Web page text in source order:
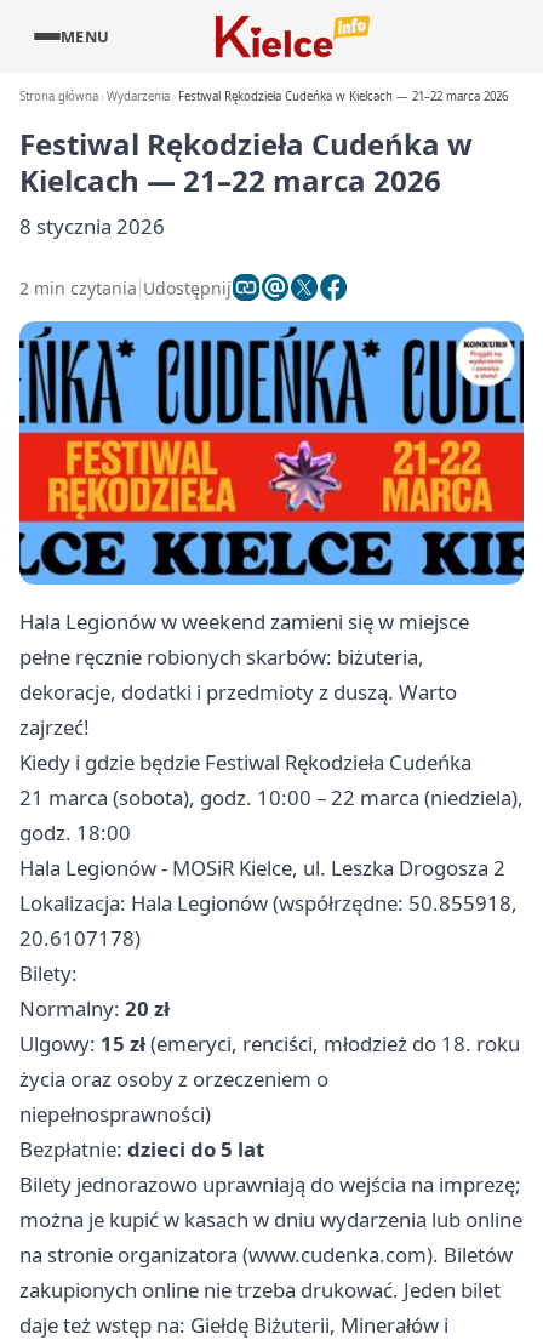
MENU
Strona główna Wydarzenia Festiwal Rękodzieła Cudeńka w Kielcach — 21–22 marca 2026
Festiwal Rękodzieła Cudeńka w
Kielcach — 21–22 marca 2026
8 stycznia 2026
2 min czytania Udostępnij
Hala Legionów w weekend zamieni się w miejsce
pełne ręcznie robionych skarbów: biżuteria,
dekoracje, dodatki i przedmioty z duszą. Warto
zajrzeć!
Kiedy i gdzie będzie Festiwal Rękodzieła Cudeńka
21 marca (sobota), godz. 10:00 – 22 marca (niedziela),
godz. 18:00
Hala Legionów - MOSiR Kielce, ul. Leszka Drogosza 2
Lokalizacja: Hala Legionów (współrzędne: 50.855918,
20.6107178)
Bilety:
Normalny: 20 zł
Ulgowy: 15 zł(emeryci, renciści, młodzież do 18. roku
życia oraz osoby z orzeczeniem o
niepełnosprawności)
Bezpłatnie: dzieci do 5 lat
Bilety jednorazowo uprawniają do wejścia na imprezę;
można je kupić w kasach w dniu wydarzenia lub online
na stronie organizatora (www.cudenka.com). Biletów
zakupionych online nie trzeba drukować. Jeden bilet
daje też wstęp na: Giełdę Biżuterii, Minerałów i